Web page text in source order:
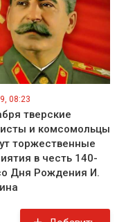
08:23
тверские
и комсомольцы
торжественные
в честь 140-
Дня Рождения И.